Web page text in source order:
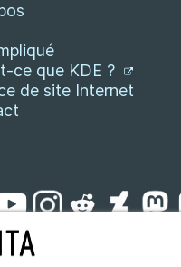
ce que KDE ?
de site Internet